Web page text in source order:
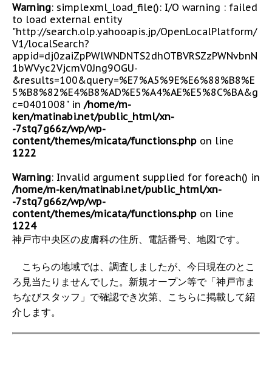
Warning: simplexml_load_file(): I/O warning : failed
to load external entity
"http://search.olp.yahooapis.jp/OpenLocalPlatform/
V1/localSearch?
appid=dj0zaiZpPWlWNDNTS2dhOTBVRSZzPWNvbnN
1bWVyc2VjcmV0Jng9OGU-
&results=100&query=%E7%A5%9E%E6%88%B8%E
5%B8%82%E4%B8%AD%E5%A4%AE%E5%8C%BA&g
c=0401008" in /home/m-
ken/matinabi.net/public_html/xn-
-7stq7g66z/wp/wp-
content/themes/micata/functions.php on line
1222
Warning: Invalid argument supplied for foreach() in
/home/m-ken/matinabi.net/public_html/xn-
-7stq7g66z/wp/wp-
content/themes/micata/functions.php on line
1224
神戸市中央区の皮膚科の住所、電話番号、地図です。
こちらの地域では、調査しましたが、今日現在のとこ
ろ見当たりませんでした。新規オープン等で「神戸市ま
ちなびスタッフ」で確認でき次第、こちらに掲載して紹
介します。